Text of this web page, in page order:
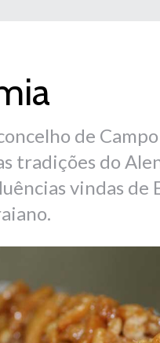
de
tradições do
vindas de